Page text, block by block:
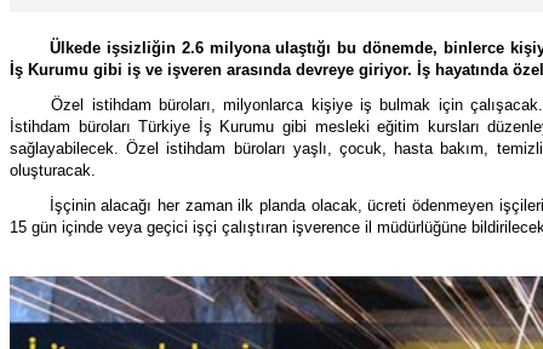
Ülkede işsizliğin 2.6 milyona ulaştığı bu dönemde, binlerce
İş Kurumu gibi iş ve işveren arasında devreye giriyor. İş hayatında
Özel istihdam büroları, milyonlarca kişiye iş bulmak için
İstihdam büroları Türkiye İş Kurumu gibi mesleki eğitim kursları
sağlayabilecek. Özel istihdam büroları yaşlı, çocuk, hasta bakım,
oluşturacak.
İşçinin alacağı her zaman ilk planda olacak, ücreti ödenmeyen
15 gün içinde veya geçici işçi çalıştıran işverence il müdürlüğüne